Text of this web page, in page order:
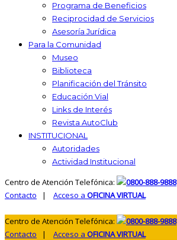
Programa de Beneficios
Reciprocidad de Servicios
Asesoría Jurídica
Para la Comunidad
Museo
Biblioteca
Planificación del Tránsito
Educación Vial
Links de Interés
Revista AutoClub
INSTITUCIONAL
Autoridades
Actividad Institucional
Centro de Atención Telefónica: 0800-888-9888
Contacto | Acceso a OFICINA VIRTUAL
Centro de Atención Telefónica: 0800-888-9888
Contacto | Acceso a OFICINA VIRTUAL